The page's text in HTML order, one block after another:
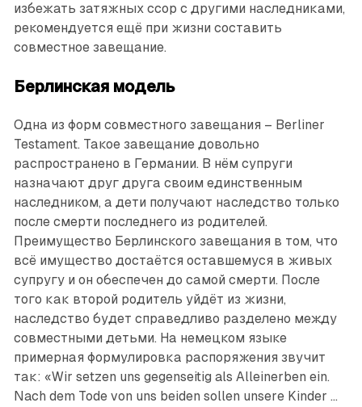
избежать затяжных ссор с другими наследниками,
рекомендуется ещё при жизни составить
совместное завещание.
Берлинская модель
Одна из форм совместного завещания – Berliner
Testament. Такое завещание довольно
распространено в Германии. В нём супруги
назначают друг друга своим единственным
наследником, а дети получают наследство только
после смерти последнего из родителей.
Преимущество Берлинского завещания в том, что
всё имущество достаётся оставшемуся в живых
супругу и он обеспечен до самой смерти. После
того как второй родитель уйдёт из жизни,
наследство будет справедливо разделено между
совместными детьми. На немецком языке
примерная формулировка распоряжения звучит
так: «Wir setzen uns gegenseitig als Alleinerben ein.
Nach dem Tode von uns beiden sollen unsere Kinder ...